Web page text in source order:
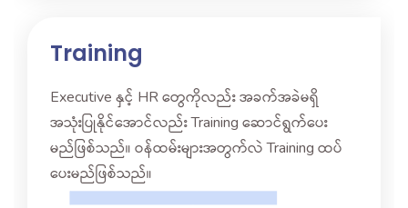
Training
Executive နှင့် HR တွေကိုလည်း အခက်အခဲမရှိ
အသုံးပြုနိုင်အောင်လည်း Training ဆောင်ရွက်ပေး
မည်ဖြစ်သည်။ ဝန်ထမ်းများအတွက်လဲ Training ထပ်
ပေးမည်ဖြစ်သည်။